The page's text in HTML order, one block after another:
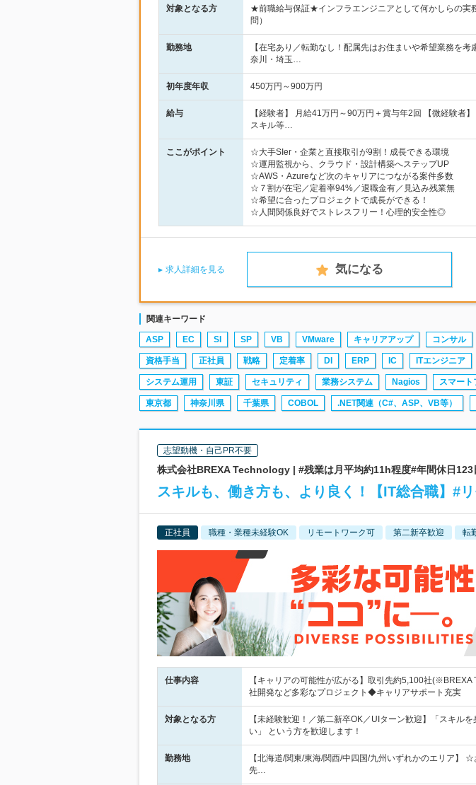
対象となる方
★前職給与保証★インフラエンジニアとして何かしらの実
問）
勤務地
【在宅あり／転勤なし！配属先はお住まいや希望業務を
奈川・埼玉…
初年度年収 450万円～900万円
給与
【経験者】 月給41万円～90万円＋賞与年2回 【微経験者
スキル等…
ここがポイント
☆大手SIer・企業と直接取引が9割！成長できる環境
☆運用監視から、クラウド・設計構築へステップUP
☆AWS・Azureなど次のキャリアにつながる案件多数
☆７割が在宅／定着率94%／退職金有／見込み残業無
☆希望に合ったプロジェクトで成長ができる！
☆人間関係良好でストレスフリー！心理的安全性◎
求人詳細を見る 気になる
関連キーワード
ASP EC SI SP VB VMware キャリアアップ コンサル
資格手当 正社員 戦略 定着率 DI ERP IC ITエンジニア
システム運用 東証 セキュリティ 業務システム Nagios スマート
東京都 神奈川県 千葉県 COBOL .NET関連（C#、ASP、VB等）
志望動機・自己PR不要
株式会社BREXA Technology | #残業は月平均約11h程度#年間休日123
スキルも、働き方も、より良く！【IT総合職】#
正社員 職種・業種未経験OK リモートワーク可 第二新卒歓迎 転
仕事内容
【キャリアの可能性が広がる】取引先約5,100社(※BREXA
社開発など多彩なプロジェクト◆キャリアサポート充実
対象となる方
【未経験歓迎！／第二新卒OK／UIターン歓迎】「スキル
い」 という方を歓迎します！
勤務地
【北海道/関東/東海/関西/中四国/九州いずれかのエリア】
先…